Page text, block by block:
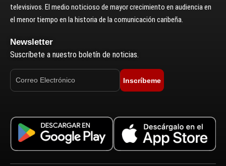
televisivos. El medio noticioso de mayor crecimiento en audiencia en
el menor tiempo en la historia de la comunicación caribeña.
Newsletter
Suscríbete a nuestro boletín de noticias.
Inscríbeme